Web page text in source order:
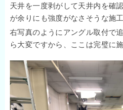
天井を一度剥がして天井内を確
が余りにも強度がなさそうな施
右写真のようにアングル取付で
ら大変ですから、ここは完璧に施